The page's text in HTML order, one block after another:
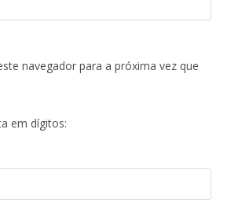
navegador para a próxima vez que
em dígitos: